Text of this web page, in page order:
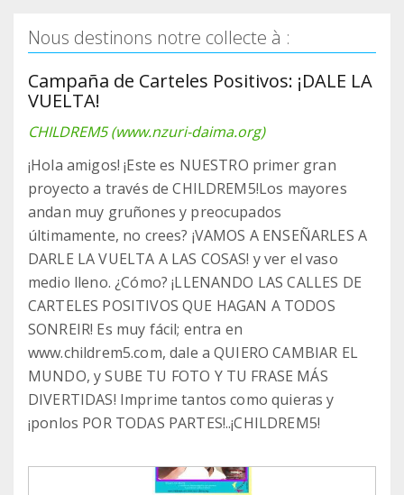
Nous destinons notre collecte à :
Campaña de Carteles Positivos: ¡DALE LA
VUELTA!
CHILDREM5 (www.nzuri-daima.org)
¡Hola amigos! ¡Este es NUESTRO primer gran
proyecto a través de CHILDREM5!Los mayores
andan muy gruñones y preocupados
últimamente, no crees? ¡VAMOS A ENSEÑARLES A
DARLE LA VUELTA A LAS COSAS! y ver el vaso
medio lleno. ¿Cómo? ¡LLENANDO LAS CALLES DE
CARTELES POSITIVOS QUE HAGAN A TODOS
SONREIR! Es muy fácil; entra en
www.childrem5.com, dale a QUIERO CAMBIAR EL
MUNDO, y SUBE TU FOTO Y TU FRASE MÁS
DIVERTIDAS! Imprime tantos como quieras y
¡ponlos POR TODAS PARTES!..¡CHILDREM5!